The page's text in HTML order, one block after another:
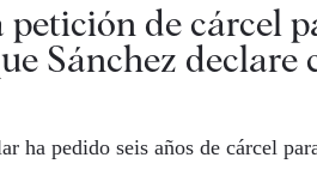
de cárcel
Sánchez declare
ha pedido seis años de cárcel